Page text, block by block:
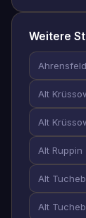
Weitere
Alt
Alt
Alt Ruppin
Alt
Alt